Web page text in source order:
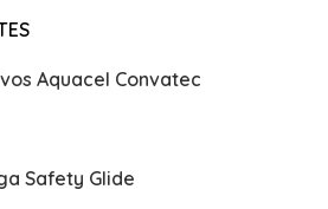
Aquacel Convatec
Safety Glide